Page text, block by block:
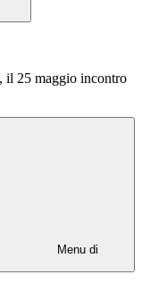
il 25 maggio incontro
Menu di